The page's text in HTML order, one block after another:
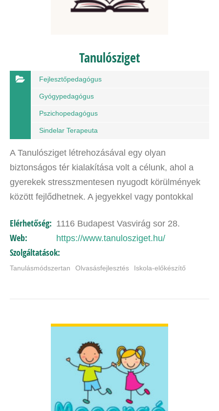
Tanulósziget
Fejlesztőpedagógus
Gyógypedagógus
Pszichopedagógus
Sindelar Terapeuta
A Tanulósziget létrehozásával egy olyan
biztonságos tér kialakítása volt a célunk, ahol a
gyerekek stresszmentesen nyugodt körülmények
között fejlődhetnek. A jegyekkel vagy pontokkal
kialakítására…
Elérhetőség: 1116 Budapest Vasvirág sor 28.
Web: https://www.tanulosziget.hu/
Szolgáltatások:
Tanulásmódszertan Olvasásfejlesztés Iskola-előkészítő